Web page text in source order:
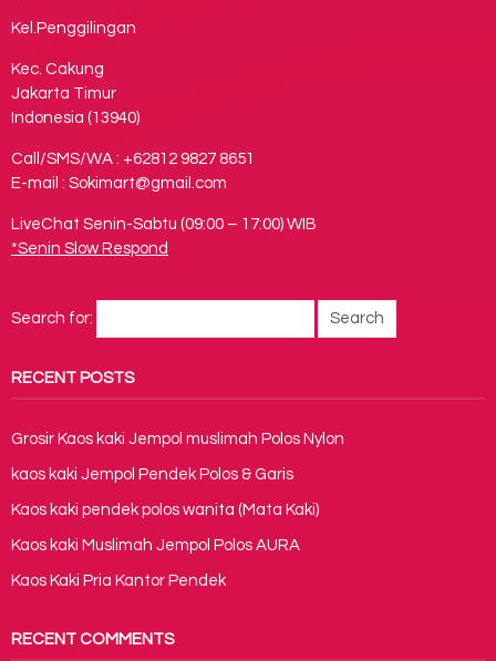
Kel.Penggilingan
Kec. Cakung
Jakarta Timur
Indonesia (13940)
Call/SMS/WA : +62812 9827 8651
E-mail : Sokimart@gmail.com
LiveChat Senin-Sabtu (09:00 – 17:00) WIB
*Senin Slow Respond
Search for:
RECENT POSTS
Grosir Kaos kaki Jempol muslimah Polos Nylon
kaos kaki Jempol Pendek Polos & Garis
Kaos kaki pendek polos wanita (Mata Kaki)
Kaos kaki Muslimah Jempol Polos AURA
Kaos Kaki Pria Kantor Pendek
RECENT COMMENTS